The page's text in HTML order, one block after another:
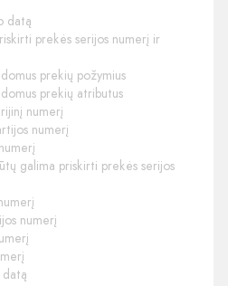
datą
prekės serijos numerį ir
prekių požymius
prekių atributus
numerį
numerį
galima priskirti prekės serijos
numerį